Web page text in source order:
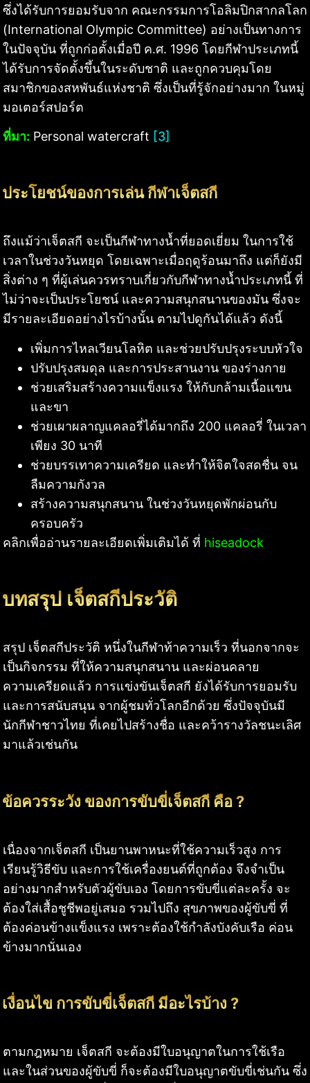
ซึ่งได้รับการยอมรับจาก คณะกรรมการโอลิมปิกสากลโลก
(International Olympic Committee) อย่างเป็นทางการ
ในปัจจุบัน ที่ถูกก่อตั้งเมื่อปี ค.ศ. 1996 โดยกีฬาประเภทนี้
ได้รับการจัดตั้งขึ้นในระดับชาติ และถูกควบคุมโดย
สมาชิกของสหพันธ์แห่งชาติ ซึ่งเป็นที่รู้จักอย่างมาก ในหมู่
มอเตอร์สปอร์ต
ที่มา: Personal watercraft [3]
ประโยชน์ของการเล่น กีฬาเจ็ตสกี
ถึงแม้ว่าเจ็ตสกี จะเป็นกีฬาทางน้ำที่ยอดเยี่ยม ในการใช้
เวลาในช่วงวันหยุด โดยเฉพาะเมื่อฤดูร้อนมาถึง แต่ก็ยังมี
สิ่งต่าง ๆ ที่ผู้เล่นควรทราบเกี่ยวกับกีฬาทางน้ำประเภทนี้ ที่
ไม่ว่าจะเป็นประโยชน์ และความสนุกสนานของมัน ซึ่งจะ
มีรายละเอียดอย่างไรบ้างนั้น ตามไปดูกันได้แล้ว ดังนี้
เพิ่มการไหลเวียนโลหิต และช่วยปรับปรุงระบบหัวใจ
ปรับปรุงสมดุล และการประสานงาน ของร่างกาย
ช่วยเสริมสร้างความแข็งแรง ให้กับกล้ามเนื้อแขน
และขา
ช่วยเผาผลาญแคลอรี่ได้มากถึง 200 แคลอรี่ ในเวลา
เพียง 30 นาที
ช่วยบรรเทาความเครียด และทำให้จิตใจสดชื่น จน
ลืมความกังวล
สร้างความสนุกสนาน ในช่วงวันหยุดพักผ่อนกับ
ครอบครัว
คลิกเพื่ออ่านรายละเอียดเพิ่มเติมได้ ที่ hiseadock
บทสรุป เจ็ตสกีประวัติ
สรุป เจ็ตสกีประวัติ หนึ่งในกีฬาท้าความเร็ว ที่นอกจากจะ
เป็นกิจกรรม ที่ให้ความสนุกสนาน และผ่อนคลาย
ความเครียดแล้ว การแข่งขันเจ็ตสกี ยังได้รับการยอมรับ
และการสนับสนุน จากผู้ชมทั่วโลกอีกด้วย ซึ่งปัจจุบันมี
นักกีฬาชาวไทย ที่เคยไปสร้างชื่อ และคว้ารางวัลชนะเลิศ
มาแล้วเช่นกัน
ข้อควรระวัง ของการขับขี่เจ็ตสกี คือ ?
เนื่องจากเจ็ตสกี เป็นยานพาหนะที่ใช้ความเร็วสูง การ
เรียนรู้วิธีขับ และการใช้เครื่องยนต์ที่ถูกต้อง จึงจำเป็น
อย่างมากสำหรับตัวผู้ขับเอง โดยการขับขี่แต่ละครั้ง จะ
ต้องใส่เสื้อชูชีพอยู่เสมอ รวมไปถึง สุขภาพของผู้ขับขี่ ที่
ต้องค่อนข้างแข็งแรง เพราะต้องใช้กำลังบังคับเรือ ค่อน
ข้างมากนั่นเอง
เงื่อนไข การขับขี่เจ็ตสกี มีอะไรบ้าง ?
ตามกฎหมาย เจ็ตสกี จะต้องมีใบอนุญาตในการใช้เรือ
และในส่วนของผู้ขับขี่ ก็จะต้องมีใบอนุญาตขับขี่เช่นกัน ซึ่ง